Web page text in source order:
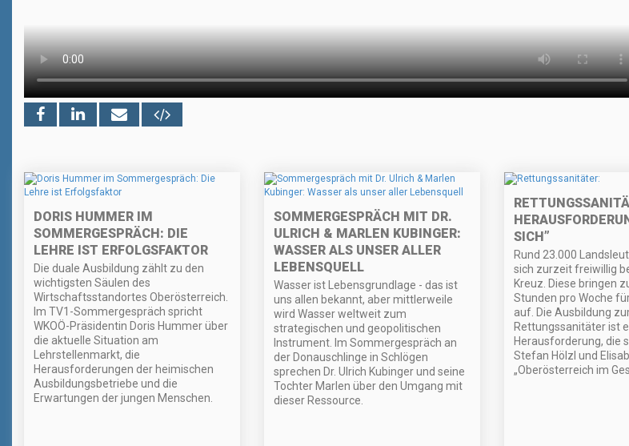
DORIS HUMMER IM
SOMMERGESPRÄCH: DIE
LEHRE IST ERFOLGSFAKTOR
Die duale Ausbildung zählt zu den
wichtigsten Säulen des
Wirtschaftsstandortes Oberösterreich.
Im TV1-Sommergespräch spricht
WKOÖ-Präsidentin Doris Hummer über
die aktuelle Situation am
Lehrstellenmarkt, die
Herausforderungen der heimischen
Ausbildungsbetriebe und die
Erwartungen der jungen Menschen.
SOMMERGESPRÄCH MIT DR.
ULRICH & MARLEN KUBINGER:
WASSER ALS UNSER ALLER
LEBENSQUELL
Wasser ist Lebensgrundlage - das ist
uns allen bekannt, aber mittlerweile
wird Wasser weltweit zum
strategischen und geopolitischen
Instrument. Im Sommergespräch an
der Donauschlinge in Schlögen
sprechen Dr. Ulrich Kubinger und seine
Tochter Marlen über den Umgang mit
dieser Ressource.
SICH”
Rund 23.000
sich zurzeit freiwillig
Kreuz. Diese bringen
Stunden pro Woche
auf. Die Ausbildung
Rettungssanitäter ist
Herausforderung, die
Stefan Hölzl und
„Oberösterreich im